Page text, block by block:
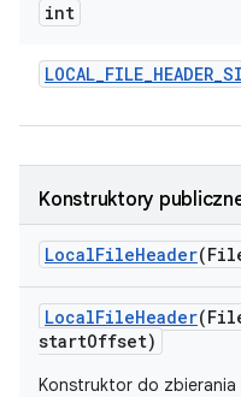
int
LOCAL_FILE_HEADER_
Konstruktory
LocalFileHeader
LocalFileHeader
startOffset)
Konstruktor do zbierania